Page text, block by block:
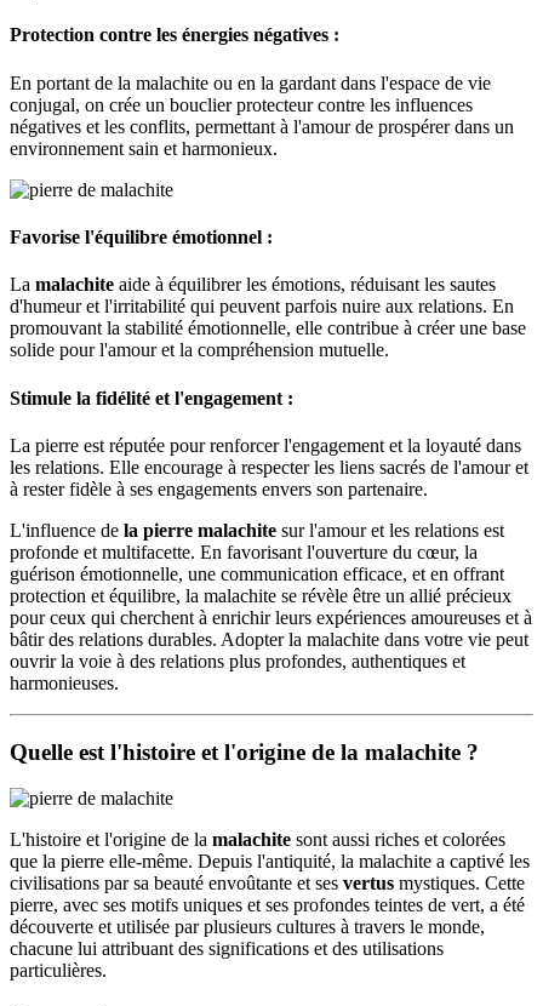
Protection contre les énergies négatives :
En portant de la malachite ou en la gardant dans l'espace de vie
conjugal, on crée un bouclier protecteur contre les influences
négatives et les conflits, permettant à l'amour de prospérer dans un
environnement sain et harmonieux.
Favorise l'équilibre émotionnel :
La malachite aide à équilibrer les émotions, réduisant les sautes
d'humeur et l'irritabilité qui peuvent parfois nuire aux relations. En
promouvant la stabilité émotionnelle, elle contribue à créer une base
solide pour l'amour et la compréhension mutuelle.
Stimule la fidélité et l'engagement :
La pierre est réputée pour renforcer l'engagement et la loyauté dans
les relations. Elle encourage à respecter les liens sacrés de l'amour et
à rester fidèle à ses engagements envers son partenaire.
L'influence de la pierre malachite sur l'amour et les relations est
profonde et multifacette. En favorisant l'ouverture du cœur, la
guérison émotionnelle, une communication efficace, et en offrant
protection et équilibre, la malachite se révèle être un allié précieux
pour ceux qui cherchent à enrichir leurs expériences amoureuses et à
bâtir des relations durables. Adopter la malachite dans votre vie peut
ouvrir la voie à des relations plus profondes, authentiques et
harmonieuses.
Quelle est l'histoire et l'origine de la malachite ?
L'histoire et l'origine de la malachite sont aussi riches et colorées
que la pierre elle-même. Depuis l'antiquité, la malachite a captivé les
civilisations par sa beauté envoûtante et ses vertus mystiques. Cette
pierre, avec ses motifs uniques et ses profondes teintes de vert, a été
découverte et utilisée par plusieurs cultures à travers le monde,
chacune lui attribuant des significations et des utilisations
particulières.